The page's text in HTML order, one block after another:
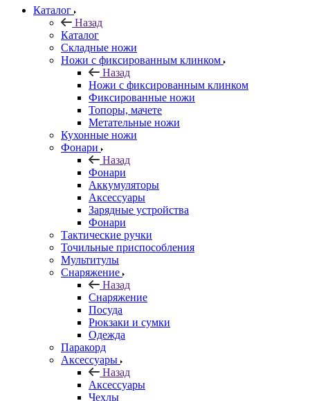
Каталог
Назад
Каталог
Складные ножи
Ножи с фиксированным клинком
Назад
Ножи с фиксированным клинком
Фиксированные ножи
Топоры, мачете
Метательные ножи
Кухонные ножи
Фонари
Назад
Фонари
Аккумуляторы
Аксессуары
Зарядные устройства
Фонари
Тактические ручки
Точильные приспособления
Мультитулы
Снаряжение
Назад
Снаряжение
Посуда
Рюкзаки и сумки
Одежда
Паракорд
Аксессуары
Назад
Аксессуары
Чехлы